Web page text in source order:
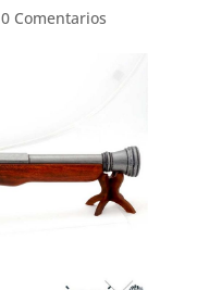
0 Comentarios